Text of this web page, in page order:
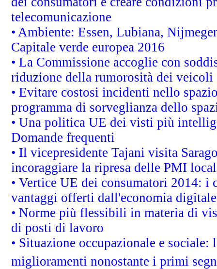
telecomunicazione
• Ambiente: Essen, Lubiana,
Capitale verde europea 2016
• La Commissione accoglie con
riduzione della rumorosità dei veicoli
• Evitare costosi incidenti nello
programma di sorveglianza dello
• Una politica UE dei visti più
Domande frequenti
• Il vicepresidente Tajani visita
incoraggiare la ripresa delle PMI
• Vertice UE dei consumatori 2014:
vantaggi offerti dall'economia digitale
• Norme più flessibili in materia di
di posti di lavoro
• Situazione occupazionale e
miglioramenti nonostante i primi